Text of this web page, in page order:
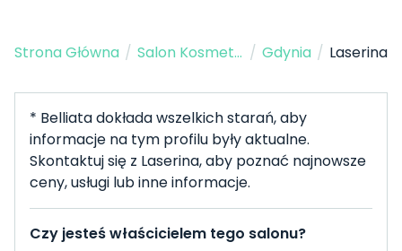
Strona Główna / Salon Kosmetyczny / Gdynia / Laserina
* Belliata dokłada wszelkich starań, aby
informacje na tym profilu były aktualne.
Skontaktuj się z Laserina, aby poznać najnowsze
ceny, usługi lub inne informacje.
Czy jesteś właścicielem tego salonu?